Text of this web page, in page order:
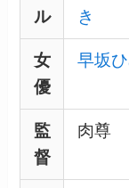
ル
き
女
優
早坂
監
督
肉尊